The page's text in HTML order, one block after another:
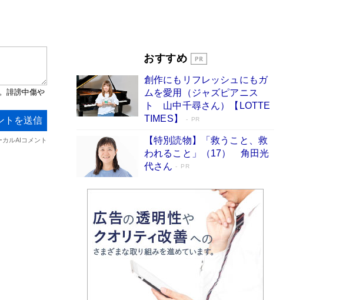
皇陛下はお元気でおられるか」がサウジ国王の第
東野圭吾、伊坂幸太郎の人気シリーズ最新作どち
らも文庫化 映画化された直木賞受賞作もランク
イン［文庫ベストセラー］
Book Bang
おすすめ
創作にもリフレッシュにもガ
ムを愛用（ジャズピアニス
ト 山中千尋さん）【LOTTE
TIMES】
PR
【特別読物】「救うこと、救
われること」（17） 角田光
代さん
PR